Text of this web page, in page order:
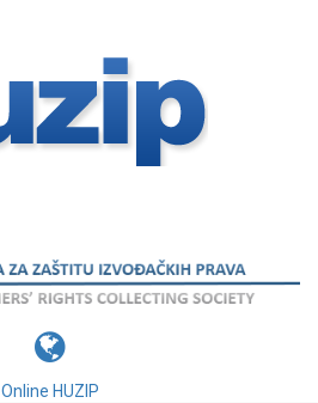
Online HUZIP